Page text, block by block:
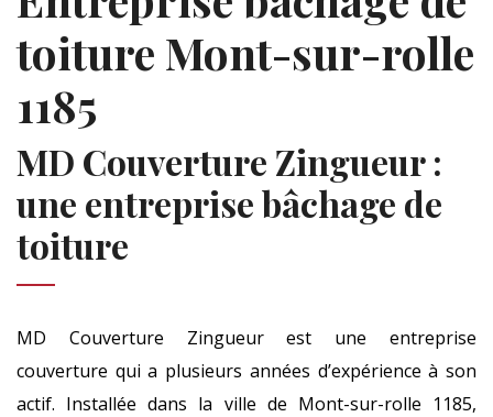
toiture Mont-sur-rolle
1185
MD Couverture Zingueur :
une entreprise bâchage de
toiture
MD Couverture Zingueur est une entreprise
couverture qui a plusieurs années d’expérience à son
actif. Installée dans la ville de Mont-sur-rolle 1185,